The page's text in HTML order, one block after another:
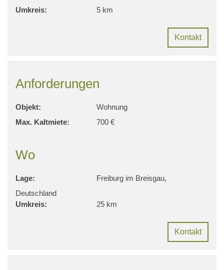
Umkreis:
5 km
Kontakt
Anforderungen
Objekt:
Wohnung
Max. Kaltmiete:
700 €
Wo
Lage:
Freiburg im Breisgau,
Deutschland
Umkreis:
25 km
Kontakt